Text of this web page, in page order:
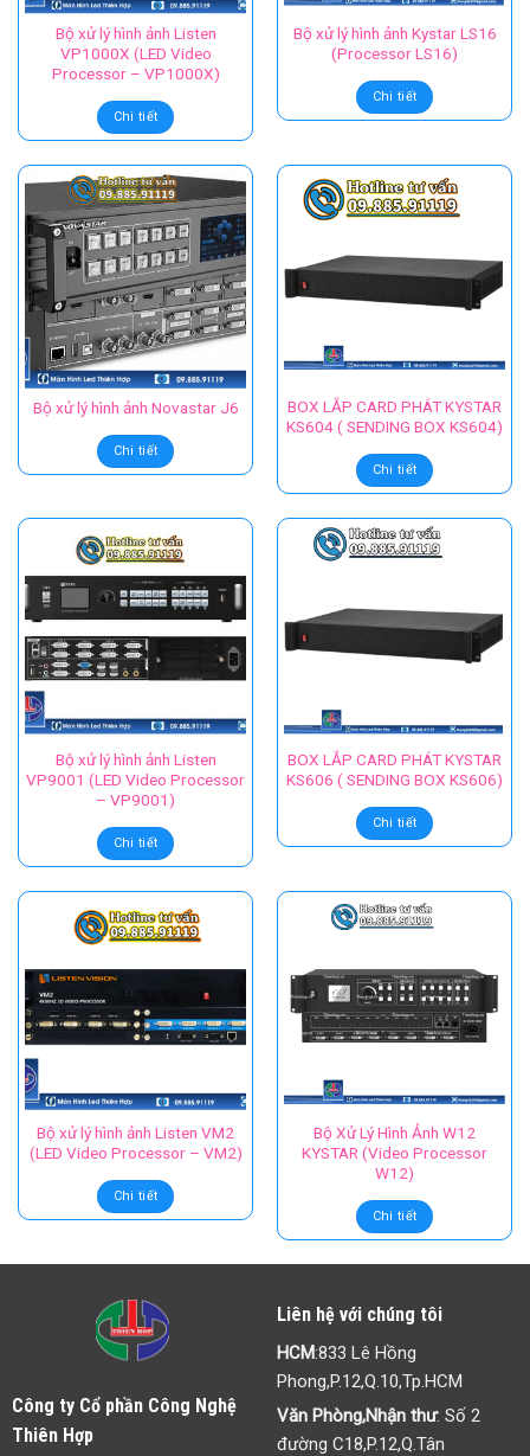
Bộ xử lý hình ảnh Listen
VP1000X (LED Video
Processor – VP1000X)
Chi tiết
Bộ xử lý hình ảnh Kystar LS16
(Processor LS16)
Chi tiết
Bộ xử lý hình ảnh Novastar J6
Chi tiết
BOX LẮP CARD PHÁT KYSTAR
KS604 ( SENDING BOX KS604)
Chi tiết
Bộ xử lý hình ảnh Listen
VP9001 (LED Video Processor
– VP9001)
Chi tiết
BOX LẮP CARD PHÁT KYSTAR
KS606 ( SENDING BOX KS606)
Chi tiết
Bộ xử lý hình ảnh Listen VM2
(LED Video Processor – VM2)
Chi tiết
Bộ Xử Lý Hình Ảnh W12
KYSTAR (Video Processor
W12)
Chi tiết
Công ty Cổ phần Công Nghệ
Thiên Hợp
Liên hệ với chúng tôi
HCM:833 Lê Hồng
Phong,P.12,Q.10,Tp.HCM
Văn Phòng,Nhận thư: Số 2
đường C18,P.12,Q.Tân